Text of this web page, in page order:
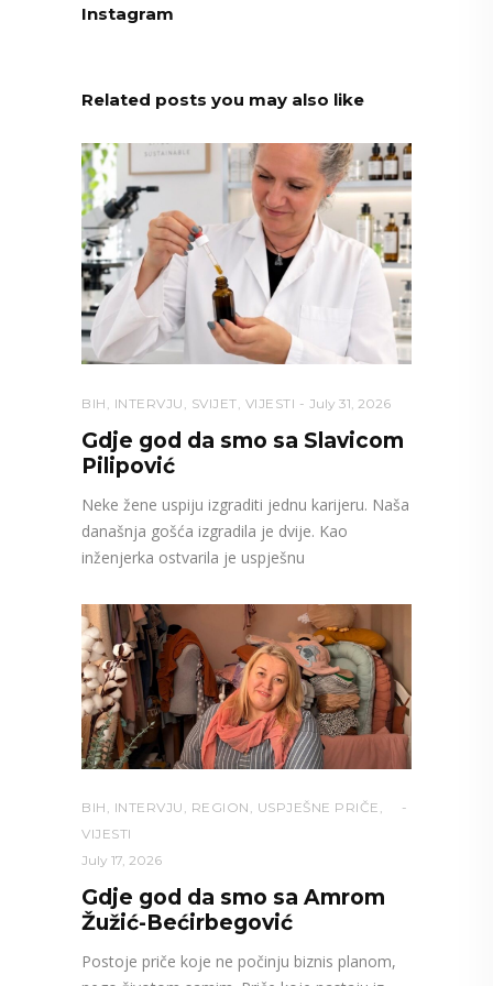
Instagram
Related posts you may also like
BIH , INTERVJU , SVIJET, VIJESTI July 31, 2026
Gdje god da smo sa Slavicom
Pilipović
Neke žene uspiju izgraditi jednu karijeru. Naša
današnja gošća izgradila je dvije. Kao
inženjerka ostvarila je uspješnu
BIH , INTERVJU , REGION , USPJEŠNE PRIČE ,
VIJESTI
July 17, 2026
Gdje god da smo sa Amrom
Žužić-Bećirbegović
Postoje priče koje ne počinju biznis planom,